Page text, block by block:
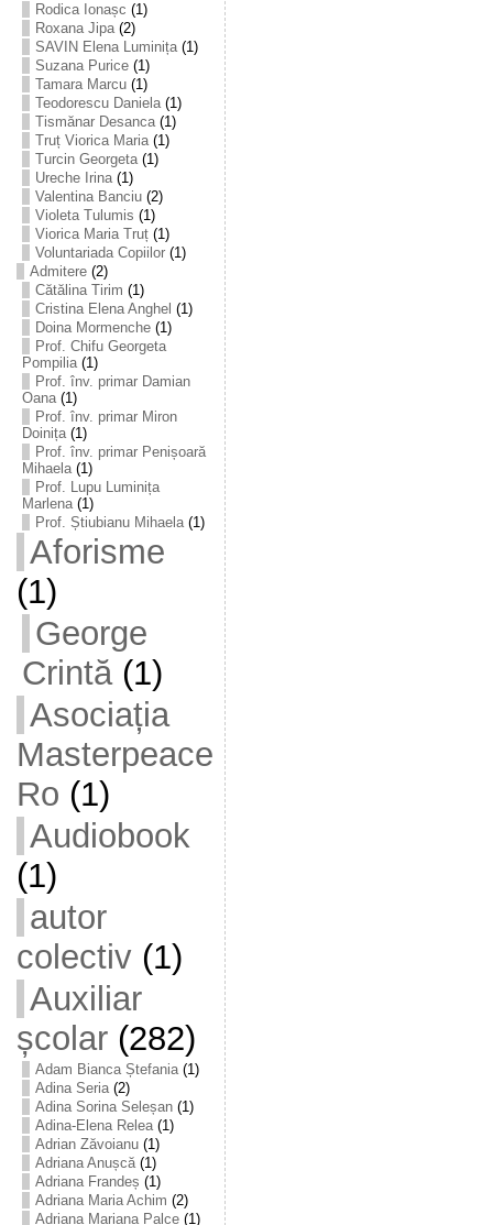
Rodica Ionașc (1)
Roxana Jipa(2)
SAVIN Elena Luminița(1)
Suzana Purice(1)
Tamara Marcu(1)
Teodorescu Daniela(1)
Tismănar Desanca(1)
Truț Viorica Maria(1)
Turcin Georgeta(1)
Ureche Irina(1)
Valentina Banciu(2)
Violeta Tulumis (1)
Viorica Maria Truț(1)
Voluntariada Copiilor(1)
Admitere(2)
Cătălina Tirim (1)
Cristina Elena Anghel (1)
Doina Mormenche(1)
Prof. Chifu Georgeta
Pompilia(1)
Prof. înv. primar Damian
Oana(1)
Prof. înv. primar Miron
Doinița(1)
Prof. înv. primar Penișoară
Mihaela(1)
Prof. Lupu Luminița
Marlena(1)
Prof. Știubianu Mihaela(1)
Aforisme
(1)
George
Crintă(1)
Asociația
Masterpeace
Ro (1)
Audiobook
(1)
autor
colectiv(1)
Auxiliar
școlar(282)
Adam Bianca Ștefania(1)
Adina Seria(2)
Adina Sorina Seleșan(1)
Adina-Elena Relea(1)
Adrian Zăvoianu(1)
Adriana Anușcă(1)
Adriana Frandeș (1)
Adriana Maria Achim (2)
Adriana Mariana Palce(1)